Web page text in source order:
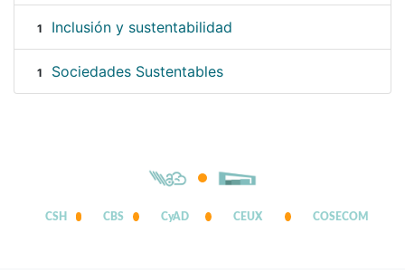
1 Inclusión y sustentabilidad
1 Sociedades Sustentables
CSH CBS CyAD CEUX COSECOM